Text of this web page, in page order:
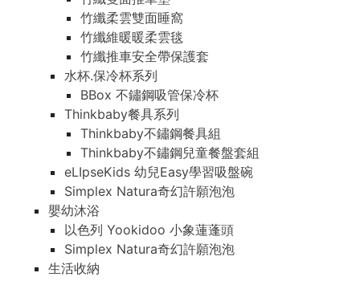
竹纖柔雲雙面睡窩
竹纖維暖暖柔雲毯
竹纖推車安全帶保護套
水杯.保冷杯系列
BBox 不鏽鋼吸管保冷杯
Thinkbaby餐具系列
Thinkbaby不鏽鋼餐具組
Thinkbaby不鏽鋼兒童餐盤套組
eLIpseKids 幼兒Easy學習吸盤碗
Simplex Natura奇幻許願泡泡
嬰幼沐浴
以色列 Yookidoo 小象蓮蓬頭
Simplex Natura奇幻許願泡泡
生活收納